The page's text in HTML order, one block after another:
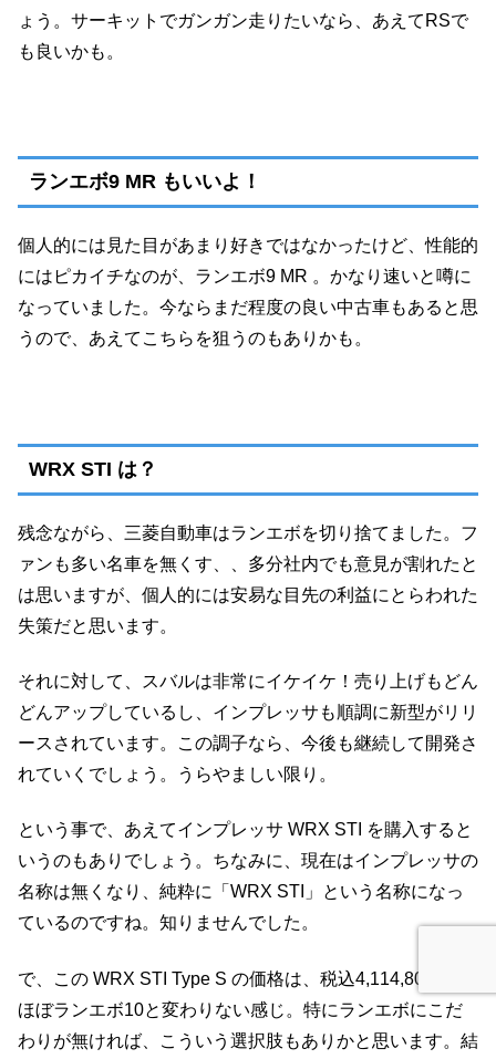
ょう。サーキットでガンガン走りたいなら、あえてRSで
も良いかも。
ランエボ9 MR もいいよ！
個人的には見た目があまり好きではなかったけど、性能的
にはピカイチなのが、ランエボ9 MR 。かなり速いと噂に
なっていました。今ならまだ程度の良い中古車もあると思
うので、あえてこちらを狙うのもありかも。
WRX STI は？
残念ながら、三菱自動車はランエボを切り捨てました。フ
ァンも多い名車を無くす、、多分社内でも意見が割れたと
は思いますが、個人的には安易な目先の利益にとらわれた
失策だと思います。
それに対して、スバルは非常にイケイケ！売り上げもどん
どんアップしているし、インプレッサも順調に新型がリリ
ースされています。この調子なら、今後も継続して開発さ
れていくでしょう。うらやましい限り。
という事で、あえてインプレッサ WRX STI を購入すると
いうのもありでしょう。ちなみに、現在はインプレッサの
名称は無くなり、純粋に「WRX STI」という名称になっ
ているのですね。知りませんでした。
で、この WRX STI Type S の価格は、税込4,114,800円と
ほぼランエボ10と変わりない感じ。特にランエボにこだ
わりが無ければ、こういう選択肢もありかと思います。結